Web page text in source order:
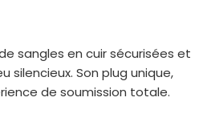
sangles en cuir sécurisées et
silencieux. Son plug unique,
de soumission totale.